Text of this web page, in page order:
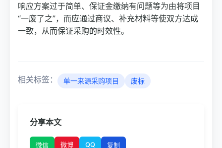
响应方案过于简单、保证金缴纳有问题等为由将项目
“一废了之”，而应通过商议、补充材料等使双方达成
一致，从而保证采购的时效性。
相关标签： 单一来源采购项目 废标
分享本文
微信 微博 QQ 复制